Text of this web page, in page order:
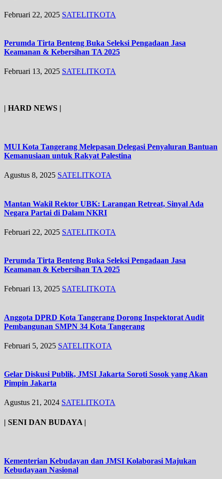
Februari 22, 2025 SATELITKOTA
Perumda Tirta Benteng Buka Seleksi Pengadaan Jasa
Keamanan & Kebersihan TA 2025
Februari 13, 2025 SATELITKOTA
| HARD NEWS |
MUI Kota Tangerang Melepasan Delegasi Penyaluran Bantuan
Kemanusiaan untuk Rakyat Palestina
Agustus 8, 2025 SATELITKOTA
Mantan Wakil Rektor UBK: Larangan Retreat, Sinyal Ada
Negara Partai di Dalam NKRI
Februari 22, 2025 SATELITKOTA
Perumda Tirta Benteng Buka Seleksi Pengadaan Jasa
Keamanan & Kebersihan TA 2025
Februari 13, 2025 SATELITKOTA
Anggota DPRD Kota Tangerang Dorong Inspektorat Audit
Pembangunan SMPN 34 Kota Tangerang
Februari 5, 2025 SATELITKOTA
Gelar Diskusi Publik, JMSI Jakarta Soroti Sosok yang Akan
Pimpin Jakarta
Agustus 21, 2024 SATELITKOTA
| SENI DAN BUDAYA |
Kementerian Kebudayan dan JMSI Kolaborasi Majukan
Kebudayaan Nasional